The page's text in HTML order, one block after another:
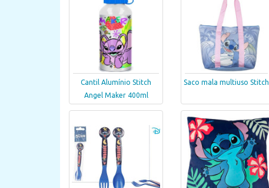
Cantil Alumínio Stitch
Angel Maker 400ml
Saco mala multiuso Stitch